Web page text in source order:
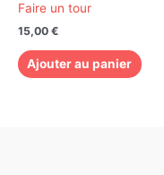
Faire un tour
15,00 €
Ajouter au panier